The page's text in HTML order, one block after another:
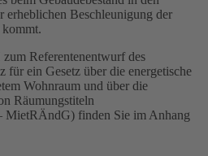
erheblichen Beschleunigung der
kommt.
Referentenentwurf des
für ein Gesetz über die energetische
Wohnraum und über die
Räumungstiteln
MietRÄndG) finden Sie im Anhang